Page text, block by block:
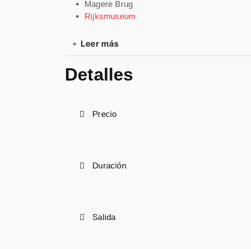
Magere Brug
Rijksmuseum
Leer más
Detalles
Precio
Duración
Salida